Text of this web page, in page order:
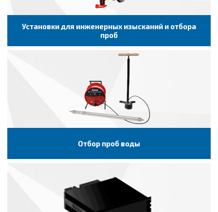
Установки для инженерных изысканий и отбора
проб
Отбор проб воды